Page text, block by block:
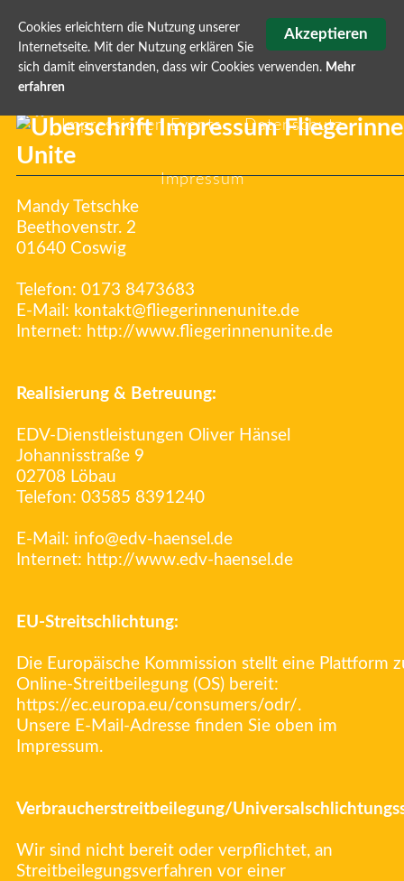
Fliegerinnen Unite Info & Registrierung
Impressionen Events Datenschutz
Impressum
Mandy Tetschke
Beethovenstr. 2
01640 Coswig
Telefon: 0173 8473683
E-Mail: kontakt@fliegerinnenunite.de
Internet: http://www.fliegerinnenunite.de
Realisierung & Betreuung:
EDV-Dienstleistungen Oliver Hänsel
Johannisstraße 9
02708 Löbau
Telefon: 03585 8391240
E-Mail: info@edv-haensel.de
Internet: http://www.edv-haensel.de
EU-Streitschlichtung:
Die Europäische Kommission stellt eine Plattform
Online-Streitbeilegung (OS) bereit:
https://ec.europa.eu/consumers/odr/.
Unsere E-Mail-Adresse finden Sie oben im
Impressum.
Verbraucherstreitbeilegung/
Wir sind nicht bereit oder verpflichtet, an
Streitbeilegungsverfahren vor einer
Akzeptieren
Cookies erleichtern die Nutzung unserer
Internetseite. Mit der Nutzung erklären Sie
sich damit einverstanden, dass wir Cookies verwenden. Mehr
erfahren